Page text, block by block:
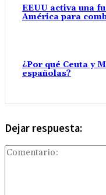
EEUU activa una
América para
¿Por qué Ceuta y
españolas?
Dejar respuesta: